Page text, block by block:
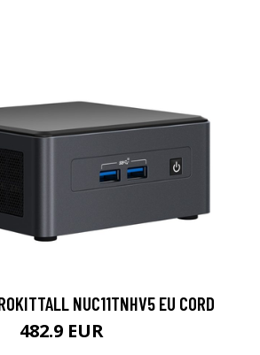
NUC11TNHV5 EU CORD
482.9 EUR